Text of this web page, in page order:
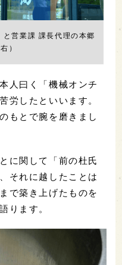
と営業課 課長代理の本郷
）
人曰く「機械オンチ
労したといいます。
もとで腕を磨きまし
に関して「前の杜氏
それに越したことは
で築き上げたものを
ります。